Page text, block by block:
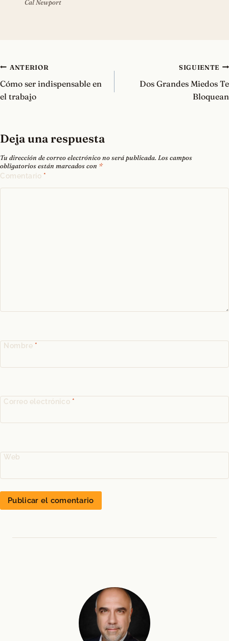
Cal Newport
Navegación
de
entradas
ANTERIOR
Cómo ser indispensable en
el trabajo
SIGUIENTE
Dos Grandes Miedos Te
Bloquean
Deja una respuesta
Tu dirección de correo electrónico no será publicada. Los campos
obligatorios están marcados con *
Comentario *
Nombre *
Correo electrónico *
Web